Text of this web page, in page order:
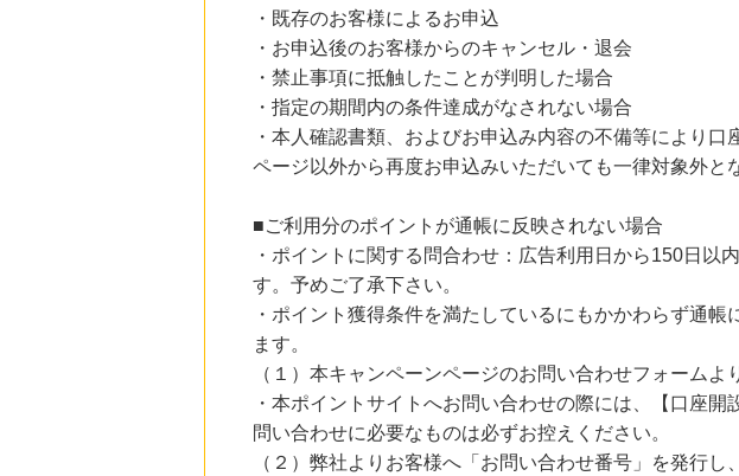
・既存のお客様によるお申込
・お申込後のお客様からのキャンセル・退会
・禁止事項に抵触したことが判明した場合
・指定の期間内の条件達成がなされない場合
・本人確認書類、およびお申込み内容の不備等により
ページ以外から再度お申込みいただいても一律対象外と
■ご利用分のポイントが通帳に反映されない場合
・ポイントに関する問合わせ：広告利用日から150日以
す。予めご了承下さい。
・ポイント獲得条件を満たしているにもかかわらず通
ます。
（１）本キャンペーンページのお問い合わせフォームよ
・本ポイントサイトへお問い合わせの際には、【口座
問い合わせに必要なものは必ずお控えください。
（２）弊社よりお客様へ「お問い合わせ番号」を発行し